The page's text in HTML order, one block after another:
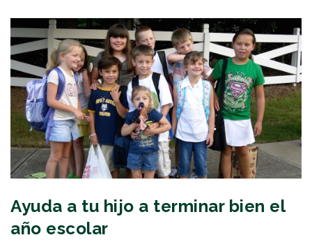
CERRAR SESIÓN
Ayuda a tu hijo a terminar bien el
año escolar